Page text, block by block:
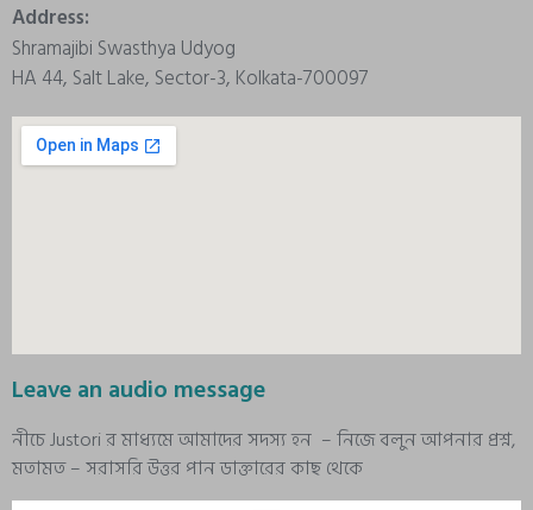
Address:
Shramajibi Swasthya Udyog
HA 44, Salt Lake, Sector-3, Kolkata-700097
Leave an audio message
নীচে Justori র মাধ্যমে আমাদের সদস্য হন – নিজে বলুন আপনার প্রশ্ন,
মতামত – সরাসরি উত্তর পান ডাক্তারের কাছ থেকে